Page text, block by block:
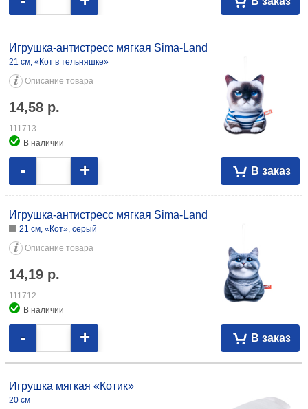
Игрушка-антистресс мягкая Sima-Land
21 см, «Кот в тельняшке»
Описание товара
14,58 р.
111713
В наличии
В заказ
- +
Игрушка-антистресс мягкая Sima-Land
21 см, «Кот», серый
Описание товара
14,19 р.
111712
В наличии
В заказ
- +
Игрушка мягкая «Котик»
20 см